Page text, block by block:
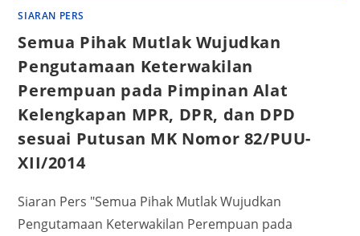
SIARAN PERS
Semua Pihak Mutlak Wujudkan
Pengutamaan Keterwakilan
Perempuan pada Pimpinan Alat
Kelengkapan MPR, DPR, dan DPD
sesuai Putusan MK Nomor 82/PUU-
XII/2014
Siaran Pers "Semua Pihak Mutlak Wujudkan
Pengutamaan Keterwakilan Perempuan pada